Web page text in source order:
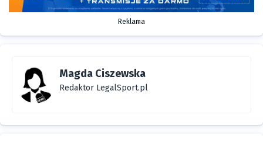
Reklama
Magda Ciszewska
Redaktor LegalSport.pl